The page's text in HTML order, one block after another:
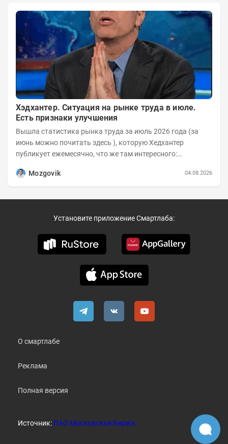
Хэдхантер. Ситуация на рынке труда в июле.
Есть признаки улучшения
Вышла статистика рынка труда за июль 2026 года (за
июнь можно почитать здесь ), которую Хедхантер
публикует ежемесячно, что же там интересного:
Mozgovik
04.08.2026
Установите приложение Смартлаба:
О смартлабе
Реклама
Полная версия
Источник: ПАО Московская Биржа